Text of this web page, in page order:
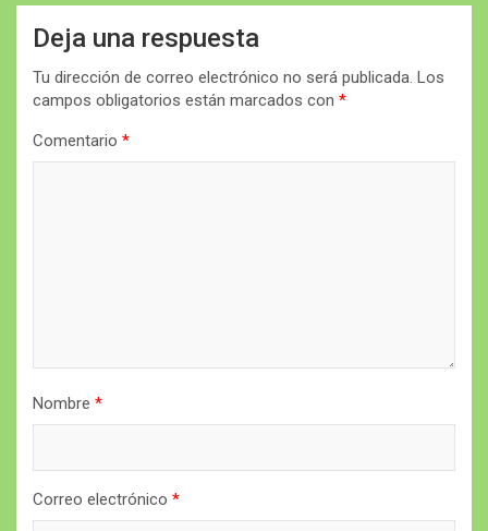
Deja una respuesta
Tu dirección de correo electrónico no será publicada. Los
campos obligatorios están marcados con *
Comentario *
Nombre *
Correo electrónico *